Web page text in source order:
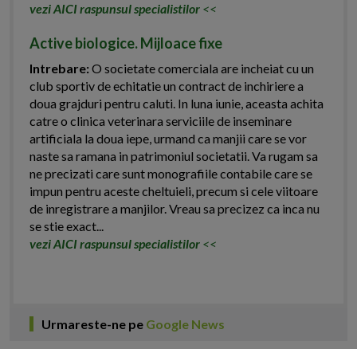
vezi AICI raspunsul specialistilor <<
Active biologice. Mijloace fixe
Intrebare:O societate comerciala are incheiat cu un
club sportiv de echitatie un contract de inchiriere a
doua grajduri pentru caluti. In luna iunie, aceasta achita
catre o clinica veterinara serviciile de inseminare
artificiala la doua iepe, urmand ca manjii care se vor
naste sa ramana in patrimoniul societatii. Va rugam sa
ne precizati care sunt monografiile contabile care se
impun pentru aceste cheltuieli, precum si cele viitoare
de inregistrare a manjilor. Vreau sa precizez ca inca nu
se stie exact...
vezi AICI raspunsul specialistilor <<
Urmareste-ne pe Google News